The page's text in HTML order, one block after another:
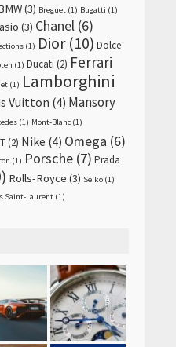
(3) Breguet (1) Bugatti (1)
(3) Chanel (6)
(1) Dior(10) Dolce
(1) Ducati (2) Ferrari
(1) Lamborghini
Vuitton (4) Mansory
(1) Mont-Blanc (1)
(2) Nike (4) Omega (6)
(1) Porsche (7) Prada
Rolls-Royce (3) Seiko (1)
Saint-Laurent (1)